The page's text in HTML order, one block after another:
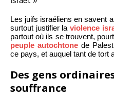
Les juifs israéliens en savent
surtout justifier laviolence
partout où ils se trouvent,
peuple autochtonede
ce pays, et auquel tant de tort
Des gens
souffrance